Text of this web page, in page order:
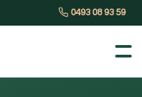
0493 08 93 59